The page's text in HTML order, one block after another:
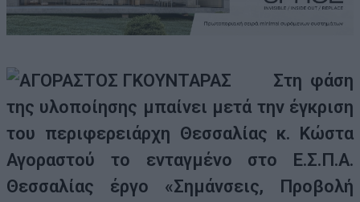
Στη φάση
της υλοποίησης μπαίνει μετά την έγκριση
του περιφερειάρχη Θεσσαλίας κ. Κώστα
Αγοραστού το ενταγμένο στο Ε.Σ.Π.Α.
Θεσσαλίας έργο «Σημάνσεις, Προβολή